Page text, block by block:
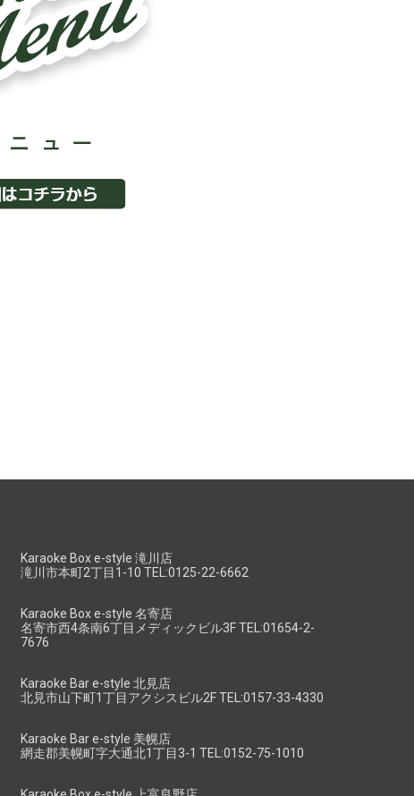
Karaoke Box e-style 滝川店
滝川市本町2丁目1-10 TEL:0125-22-6662
Karaoke Box e-style 名寄店
名寄市西4条南6丁目メディックビル3F TEL:01654-2-
7676
Karaoke Bar e-style 北見店
北見市山下町1丁目アクシスビル2F TEL:0157-33-4330
Karaoke Bar e-style 美幌店
網走郡美幌町字大通北1丁目3-1 TEL:0152-75-1010